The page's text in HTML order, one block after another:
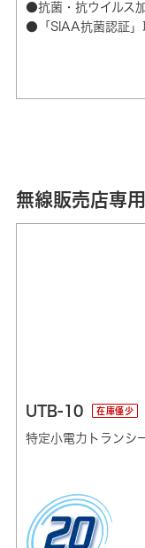
●抗菌・抗ウイルス
●「SIAA抗菌認証」
無線販売店専
UTB-10 在庫僅少
特定小電力トランシ